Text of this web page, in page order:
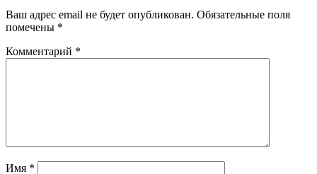
Ваш адрес email не будет опубликован. Обязательные поля
помечены *
Комментарий *
Имя *